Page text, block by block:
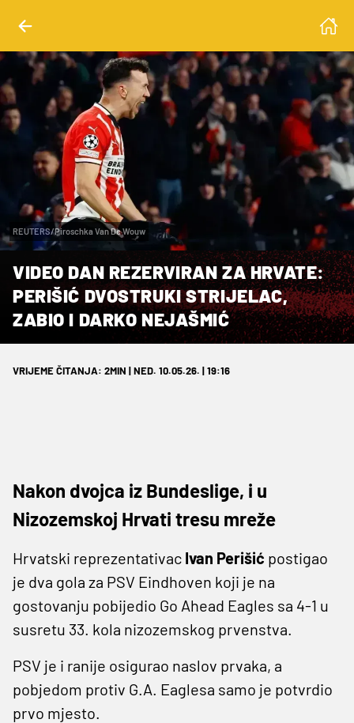
REUTERS/Piroschka Van De Wouw
VIDEO DAN REZERVIRAN ZA HRVATE:
PERIŠIĆ DVOSTRUKI STRIJELAC,
ZABIO I DARKO NEJAŠMIĆ
VRIJEME ČITANJA: 2MIN | NED. 10.05.26. | 19:16
Nakon dvojca iz Bundeslige, i u
Nizozemskoj Hrvati tresu mreže
Hrvatski reprezentativac Ivan Perišić postigao
je dva gola za PSV Eindhoven koji je na
gostovanju pobijedio Go Ahead Eagles sa 4-1 u
susretu 33. kola nizozemskog prvenstva.
PSV je i ranije osigurao naslov prvaka, a
pobjedom protiv G.A. Eaglesa samo je potvrdio
prvo mjesto.